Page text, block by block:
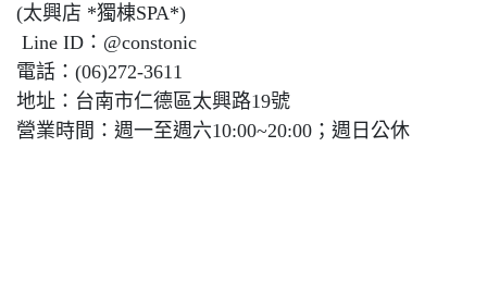
(太興店 *獨棟SPA*)
Line ID：@constonic
電話：(06)272-3611
地址：台南市仁德區太興路19號
營業時間：週一至週六10:00~20:00；週日公休